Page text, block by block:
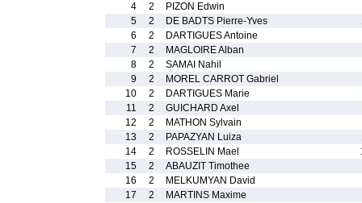
4
2
PIZON Edwin
5
2 DE BADTS Pierre-Yves
6
2
DARTIGUES Antoine
7
2
MAGLOIRE Alban
8
2
SAMAI Nahil
9
2
MOREL CARROT Gabriel
10
2
DARTIGUES Marie
11
2
GUICHARD Axel
12
2
MATHON Sylvain
13
2 PAPAZYAN Luiza
14
2 ROSSELIN Mael
15
2
ABAUZIT Timothee
16
2
MELKUMYAN David
17
2
MARTINS Maxime